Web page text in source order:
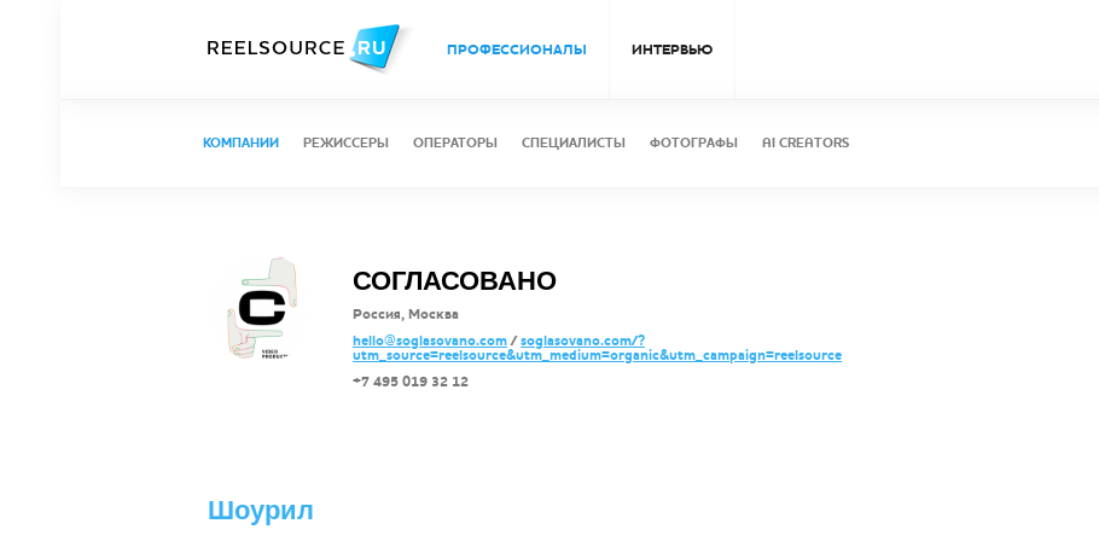
ПРОФЕССИОНАЛЫ ИНТЕРВЬЮ
КОМПАНИИ РЕЖИССЕРЫ ОПЕРАТОРЫ СПЕЦИАЛИСТЫ ФОТОГРАФЫ AI CREATORS
СОГЛАСОВАНО
Россия, Москва
hello@soglasovano.com/soglasovano.com/?
utm_source=reelsource&utm_medium=organic&utm_campaign=reelsource
+7 495 019 32 12
Шоурил